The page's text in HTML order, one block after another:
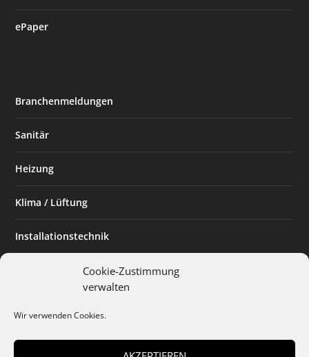
Cookie-Zustimmung
verwalten
Wir verwenden Cookies.
ePaper
Branchenmeldungen
Sanitär
Heizung
Klima / Lüftung
Installationstechnik
Planen & Bauen
Installateur des Monats